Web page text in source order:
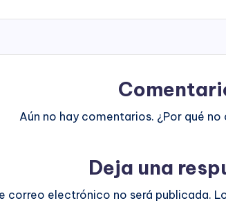
Aún no hay comentarios. ¿Por qué
Deja una
correo electrónico no será publicada.